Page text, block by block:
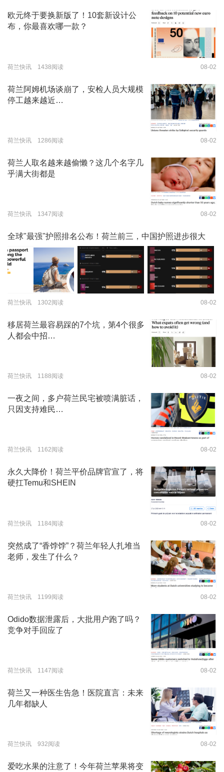
欧元终于要换新版了！10套新设计公
布，你最喜欢哪一款？
荷兰快讯 1438阅读 08-02
荷兰阿姆机场谈崩了，安检人员大规模
停工越来越近…
荷兰快讯 1286阅读 08-02
荷兰人取名越来越偷懒？这几个名字几
乎满大街都是
荷兰快讯 1347阅读 08-02
全球"最强"护照排名公布！荷兰前三，中国护照进步很大
荷兰快讯 1302阅读 08-02
移居荷兰最容易踩的7个坑，第4个很多
人都会中招…
荷兰快讯 1188阅读 08-02
一夜之间，多户荷兰民宅被喷满脏话，
只因支持难民…
荷兰快讯 1162阅读 08-02
永久大降价！荷兰平价品牌官宣了，将
硬扛Temu和SHEIN
荷兰快讯 1184阅读 08-02
突然成了“香饽饽”？荷兰年轻人扎堆当
老师，发生了什么？
荷兰快讯 1199阅读 08-02
Odido数据泄露后，大批用户跑了吗？
竞争对手回应了
荷兰快讯 1147阅读 08-02
荷兰又一种医生告急！医院直言：未来
几年都缺人
荷兰快讯 932阅读 08-02
爱吃水果的注意了！今年荷兰苹果将变